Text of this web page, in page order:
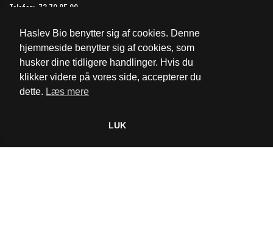
Haslev Bio benytter sig af cookies. Denne
hjemmeside benytter sig af cookies, som
husker dine tidligere handlinger. Hvis du
klikker videre på vores side, accepterer du
dette. Læs mere
LUK
Telefon: 73 70 85 99
Åbningstider
Cookie- og privatlivspolitik